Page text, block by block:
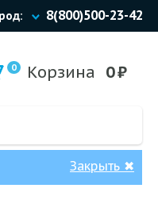
8(800)500-23-42
0 Корзина 0₽
Закрыть ✖